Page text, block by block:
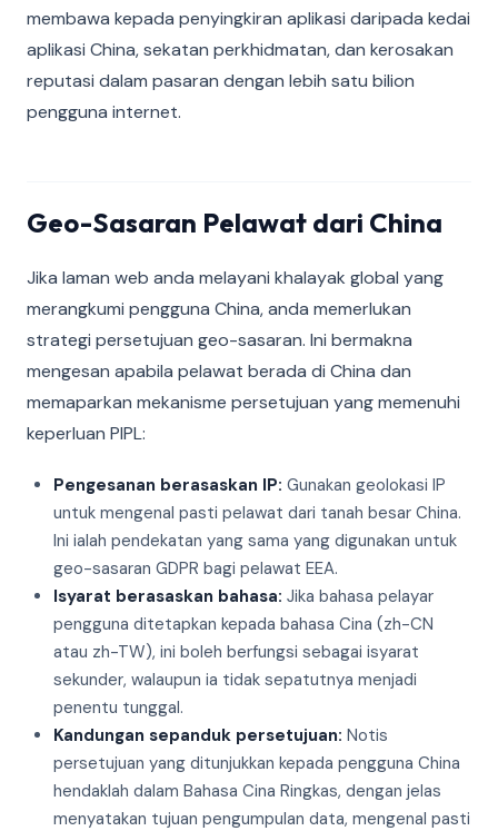
membawa kepada penyingkiran aplikasi daripada kedai
aplikasi China, sekatan perkhidmatan, dan kerosakan
reputasi dalam pasaran dengan lebih satu bilion
pengguna internet.
Geo-Sasaran Pelawat dari China
Jika laman web anda melayani khalayak global yang
merangkumi pengguna China, anda memerlukan
strategi persetujuan geo-sasaran. Ini bermakna
mengesan apabila pelawat berada di China dan
memaparkan mekanisme persetujuan yang memenuhi
keperluan PIPL:
Pengesanan berasaskan IP: Gunakan geolokasi IP
untuk mengenal pasti pelawat dari tanah besar China.
Ini ialah pendekatan yang sama yang digunakan untuk
geo-sasaran GDPR bagi pelawat EEA.
Isyarat berasaskan bahasa: Jika bahasa pelayar
pengguna ditetapkan kepada bahasa Cina (zh-CN
atau zh-TW), ini boleh berfungsi sebagai isyarat
sekunder, walaupun ia tidak sepatutnya menjadi
penentu tunggal.
Kandungan sepanduk persetujuan: Notis
persetujuan yang ditunjukkan kepada pengguna China
hendaklah dalam Bahasa Cina Ringkas, dengan jelas
menyatakan tujuan pengumpulan data, mengenal pasti